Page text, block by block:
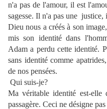
n'a pas de l'amour, il est
sagesse. Il n'a pas une justice,
Dieu nous a créés à son image,
mis son identité dans
Adam a perdu cette identité.
sans identité comme
de nos pensées.
Qui suis-je?
Ma véritable identité est-elle
passagère. Ceci ne désigne